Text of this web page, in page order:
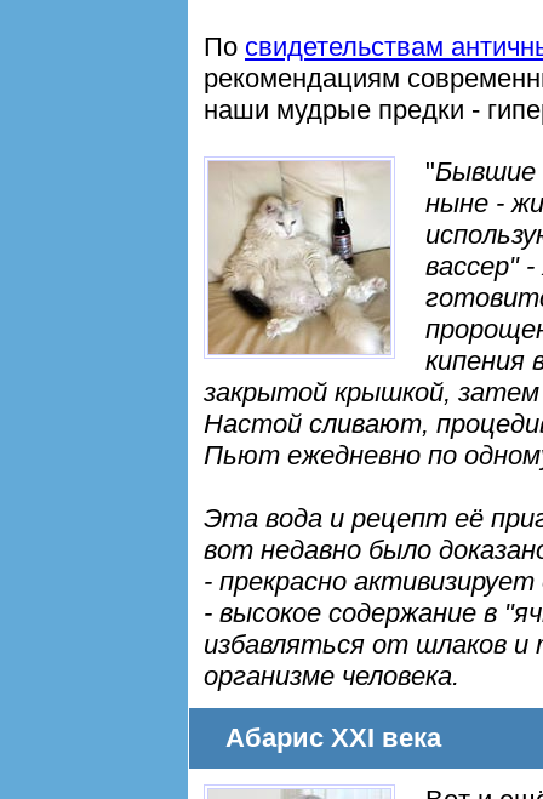
По свидетельствам
рекомендациям
наши мудрые предки -
"Бывшие
ныне -
вассер"
кипения
закрытой крышкой,
Настой сливают,
Пьют ежедневно по
Эта вода и рецепт её
вот недавно было
- прекрасно
- высокое содержание в
избавляться от шлаков и
организме человека.
Абарис XXI века